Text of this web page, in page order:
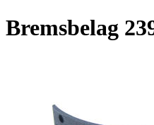
Bremsbelag